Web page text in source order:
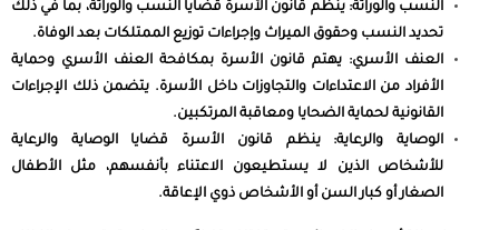
النسب والوراثة: ينظم قانون الأسرة قضايا النسب والوراثة، بما في ذلك
تحديد النسب وحقوق الميراث وإجراءات توزيع الممتلكات بعد الوفاة.
العنف الأسري: يهتم قانون الأسرة بمكافحة العنف الأسري وحماية
الأفراد من الاعتداءات والتجاوزات داخل الأسرة. يتضمن ذلك الإجراءات
القانونية لحماية الضحايا ومعاقبة المرتكبين.
الوصاية والرعاية: ينظم قانون الأسرة قضايا الوصاية والرعاية
للأشخاص الذين لا يستطيعون الاعتناء بأنفسهم، مثل الأطفال
الصغار أو كبار السن أو الأشخاص ذوي الإعاقة.